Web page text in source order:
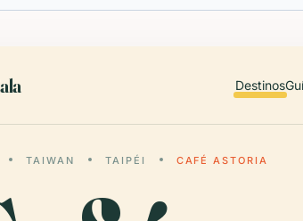
Destinos
TAIWAN TAIPÉI CAFÉ ASTORIA